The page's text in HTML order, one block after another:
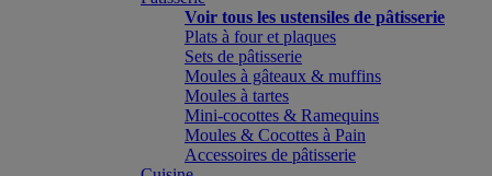
Voir tous les ustensiles de pâtisserie
Plats à four et plaques
Sets de pâtisserie
Moules à gâteaux & muffins
Moules à tartes
Mini-cocottes & Ramequins
Moules & Cocottes à Pain
Accessoires de pâtisserie